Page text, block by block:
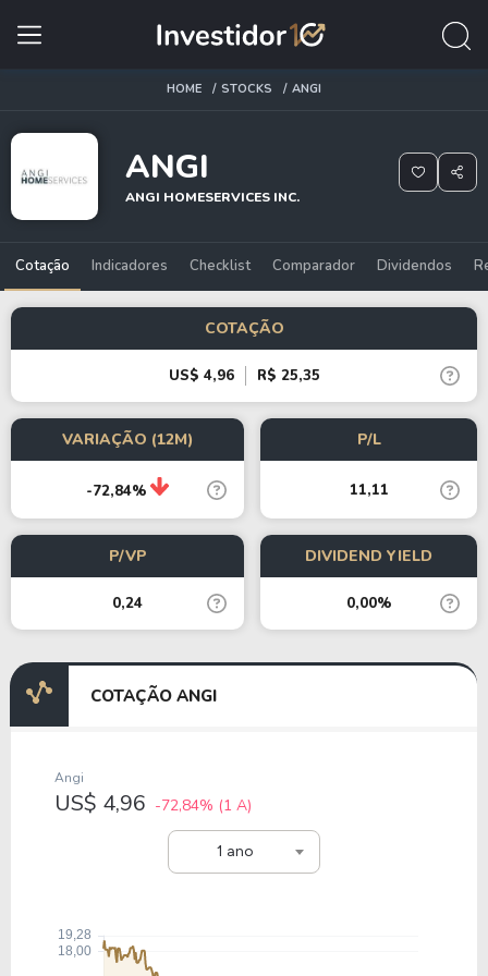
HOME STOCKS ANGI
ANGI
ANGI HOMESERVICES INC.
Cotação Indicadores Checklist Comparador Dividendos
COTAÇÃO
US$ 4,96 R$ 25,35
VARIAÇÃO (12M)
-72,84%
P/L
11,11
P/VP
0,24
DIVIDEND YIELD
0,00%
COTAÇÃO ANGI
1 ano
Angi
US$ 4,96 -72,84% (1 A)